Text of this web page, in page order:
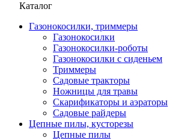
Каталог
Газонокосилки, триммеры
Газонокосилки
Газонокосилки-роботы
Газонокосилки с сиденьем
Триммеры
Садовые тракторы
Ножницы для травы
Скарификаторы и аэраторы
Садовые райдеры
Цепные пилы, кусторезы
Цепные пилы